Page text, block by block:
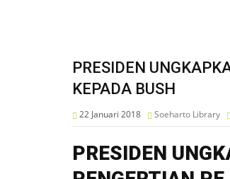
PRESIDEN
KEPADA BUSH
22 Januari 2018 Soeharto Library
PRESIDEN